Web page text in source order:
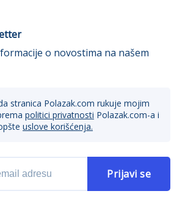
o novostima na našem
stranica Polazak.com rukuje mojim
politici privatnosti Polazak.com-a i
uslove korišćenja.
Prijavi se